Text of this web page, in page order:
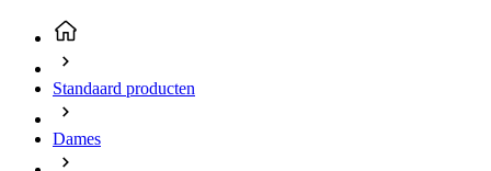
Standaard producten
Dames